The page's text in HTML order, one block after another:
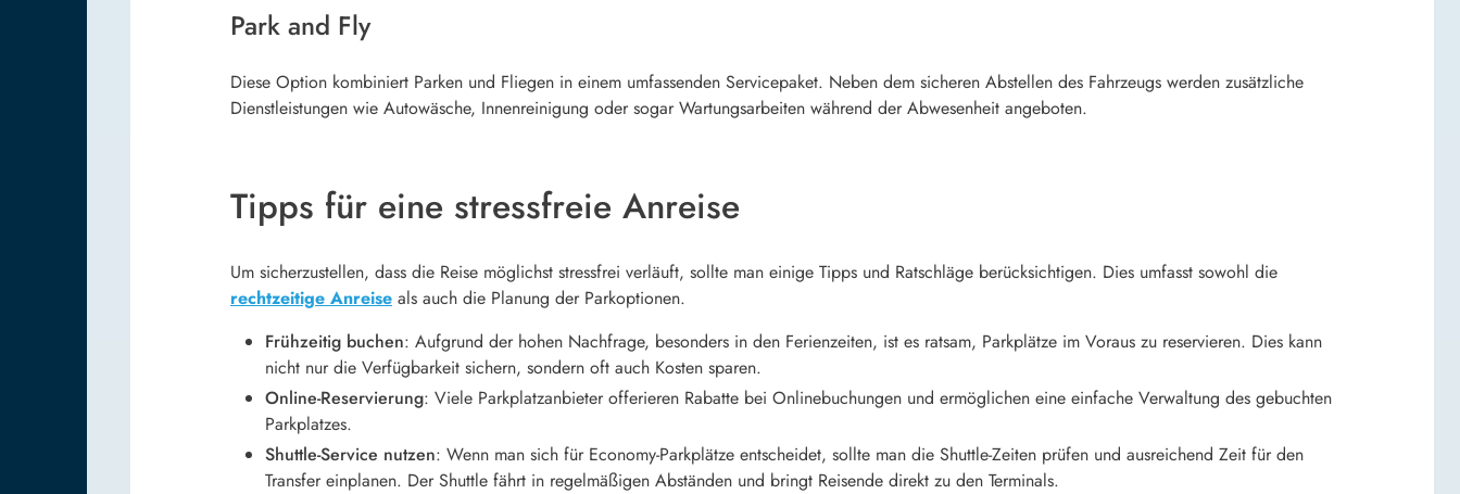
Park and Fly
Diese Option kombiniert Parken und Fliegen in einem umfassenden Servicepaket. Neben dem sicheren Abstellen des Fahrzeugs werden zusätzliche
Dienstleistungen wie Autowäsche, Innenreinigung oder sogar Wartungsarbeiten während der Abwesenheit angeboten.
Tipps für eine stressfreie Anreise
Um sicherzustellen, dass die Reise möglichst stressfrei verläuft, sollte man einige Tipps und Ratschläge berücksichtigen. Dies umfasst sowohl die
rechtzeitige Anreise als auch die Planung der Parkoptionen.
Frühzeitig buchen: Aufgrund der hohen Nachfrage, besonders in den Ferienzeiten, ist es ratsam, Parkplätze im Voraus zu reservieren. Dies kann
nicht nur die Verfügbarkeit sichern, sondern oft auch Kosten sparen.
Online-Reservierung: Viele Parkplatzanbieter offerieren Rabatte bei Onlinebuchungen und ermöglichen eine einfache Verwaltung des gebuchten
Parkplatzes.
Shuttle-Service nutzen: Wenn man sich für Economy-Parkplätze entscheidet, sollte man die Shuttle-Zeiten prüfen und ausreichend Zeit für den
Transfer einplanen. Der Shuttle fährt in regelmäßigen Abständen und bringt Reisende direkt zu den Terminals.